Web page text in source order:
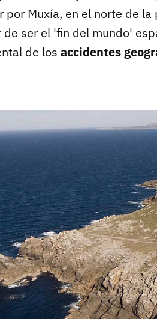
por Muxía, en el norte de
ser el 'fin del mundo'
de los accidentes